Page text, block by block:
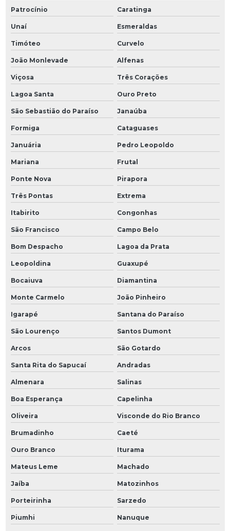
Patrocínio Caratinga
Unaí Esmeraldas
Timóteo Curvelo
João Monlevade Alfenas
Viçosa Três Corações
Lagoa Santa Ouro Preto
São Sebastião do Paraíso Janaúba
Formiga Cataguases
Januária Pedro Leopoldo
Mariana Frutal
Ponte Nova Pirapora
Três Pontas Extrema
Itabirito Congonhas
São Francisco Campo Belo
Bom Despacho Lagoa da Prata
Leopoldina Guaxupé
Bocaiuva Diamantina
Monte Carmelo João Pinheiro
Igarapé Santana do Paraíso
São Lourenço Santos Dumont
Arcos São Gotardo
Santa Rita do Sapucaí Andradas
Almenara Salinas
Boa Esperança Capelinha
Oliveira Visconde do Rio Branco
Brumadinho Caeté
Ouro Branco Iturama
Mateus Leme Machado
Jaíba Matozinhos
Porteirinha Sarzedo
Piumhi Nanuque